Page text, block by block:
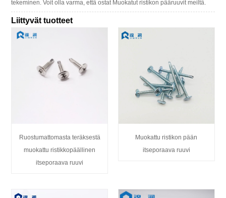
tekeminen. Voit olla varma, että ostat Muokatut ristikon pääruuvit meiltä.
Liittyvät tuotteet
Ruostumattomasta teräksestä
muokattu ristikkopäällinen
itseporaava ruuvi
Muokattu ristikon pään
itseporaava ruuvi